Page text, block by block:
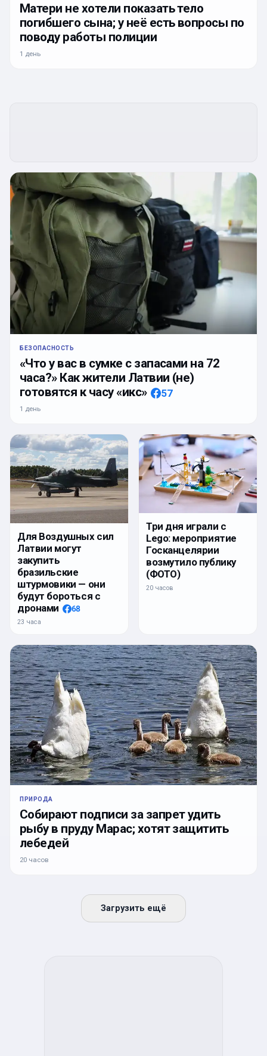
Матери не хотели показать тело
погибшего сына; у неё есть вопросы по
поводу работы полиции
1 день
БЕЗОПАСНОСТЬ
«Что у вас в сумке с запасами на 72
часа?» Как жители Латвии (не)
готовятся к часу «икс»
57
1 день
Для Воздушных сил
Латвии могут
закупить
бразильские
штурмовики — они
будут бороться с
дронами
68
23 часа
Три дня играли с
Lego: мероприятие
Госканцелярии
возмутило публику
(ФОТО)
20 часов
ПРИРОДА
Собирают подписи за запрет удить
рыбу в пруду Марас; хотят защитить
лебедей
20 часов
Загрузить ещё